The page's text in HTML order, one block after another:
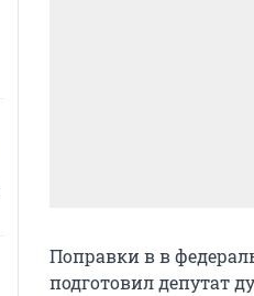
Поправки в в
подготовил депутат